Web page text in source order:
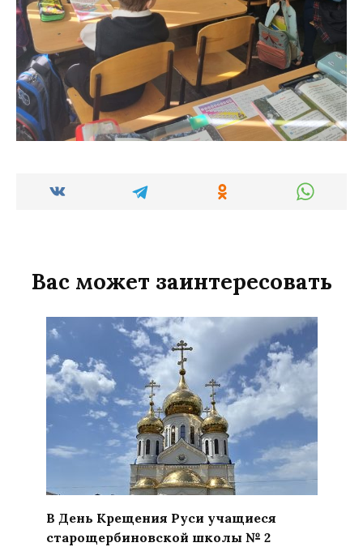
Вас может заинтересовать
В День Крещения Руси учащиеся
старощербиновской школы № 2